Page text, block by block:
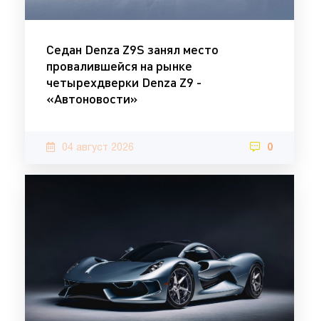
Седан Denza Z9S занял место
провалившейся на рынке
четырехдверки Denza Z9 -
«Автоновости»
04 август 2026 0